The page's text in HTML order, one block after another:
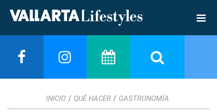
INICIO / QUÉ HACER / GASTRONOMÍA